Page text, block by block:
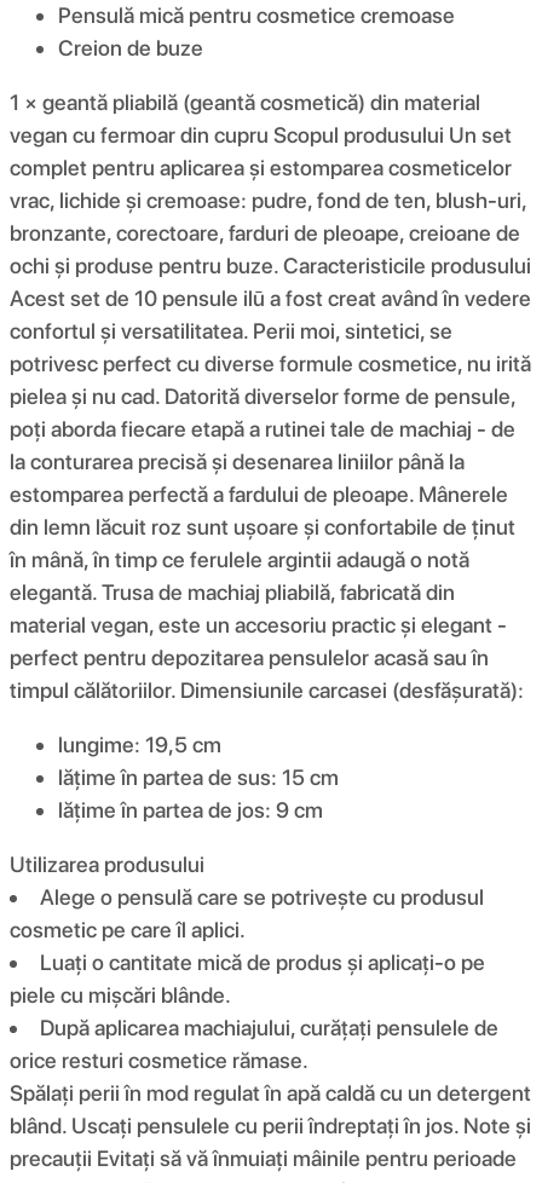
Pensulă mică pentru cosmetice cremoase
Creion de buze
1 × geantă pliabilă (geantă cosmetică) din material
vegan cu fermoar din cupru Scopul produsului Un set
complet pentru aplicarea și estomparea cosmeticelor
vrac, lichide și cremoase: pudre, fond de ten, blush-uri,
bronzante, corectoare, farduri de pleoape, creioane de
ochi și produse pentru buze. Caracteristicile produsului
Acest set de 10 pensule ilū a fost creat având în vedere
confortul și versatilitatea. Perii moi, sintetici, se
potrivesc perfect cu diverse formule cosmetice, nu irită
pielea și nu cad. Datorită diverselor forme de pensule,
poți aborda fiecare etapă a rutinei tale de machiaj - de
la conturarea precisă și desenarea liniilor până la
estomparea perfectă a fardului de pleoape. Mânerele
din lemn lăcuit roz sunt ușoare și confortabile de ținut
în mână, în timp ce ferulele argintii adaugă o notă
elegantă. Trusa de machiaj pliabilă, fabricată din
material vegan, este un accesoriu practic și elegant -
perfect pentru depozitarea pensulelor acasă sau în
timpul călătoriilor. Dimensiunile carcasei (desfășurată):
lungime: 19,5 cm
lățime în partea de sus: 15 cm
lățime în partea de jos: 9 cm
Utilizarea produsului
Alege o pensulă care se potrivește cu produsul
cosmetic pe care îl aplici.
Luați o cantitate mică de produs și aplicați-o pe
piele cu mișcări blânde.
După aplicarea machiajului, curățați pensulele de
orice resturi cosmetice rămase.
Spălați perii în mod regulat în apă caldă cu un detergent
blând. Uscați pensulele cu perii îndreptați în jos. Note și
precauții Evitați să vă înmuiați mâinile pentru perioade